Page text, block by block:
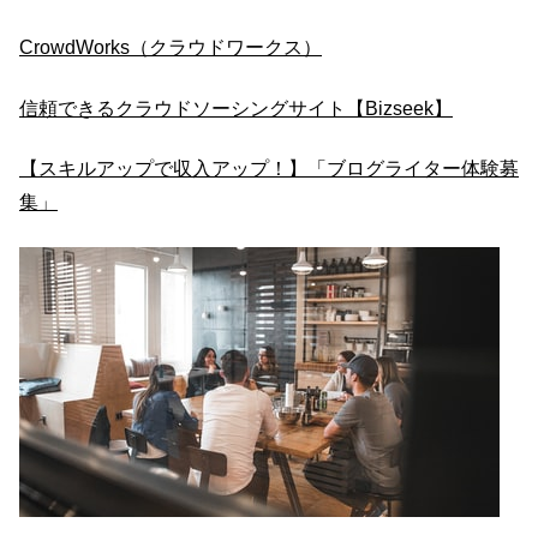
CrowdWorks（クラウドワークス）
信頼できるクラウドソーシングサイト【Bizseek】
【スキルアップで収入アップ！】「ブログライター体験募
集」